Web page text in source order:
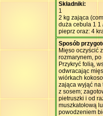
Składniki:
1
2 kg zająca
duża cebula 1 1
pieprz oraz: 4
Sposób
Mięso oczyścić
rozmarynem,
Przykryć folią,
odwracając
wiórkach
zająca wyjąć na
z sosem;
pietruszki i od
muszkatołową
powodzeniem